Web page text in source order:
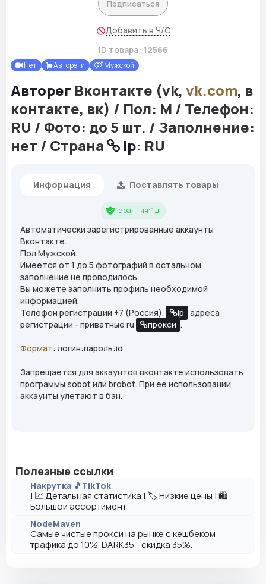
Подписаться
Добавить в Ч/С
ID товара: 12566
Нет Автореги Мужской
Авторег Вконтакте (vk, vk.com, в
контакте, вк) / Пол: М / Телефон:
RU / Фото: до 5 шт. / Заполнение:
нет / Страна
ip: RU
Информация Поставлять товары
Гарантия: 1 д.
Автоматически зарегистрированные аккаунты
Вконтакте.
Пол Мужской.
Имеется от 1 до 5 фотографий в остальном
заполнение не проводилось.
Вы можете заполнить профиль необходимой
информацией.
Телефон регистрации +7 (Россия).
Ip адреса
регистрации - приватные ru
прокси .
Формат: логин:пароль:id
Запрещается для аккаунтов вконтакте использовать
программы sobot или brobot. При ее использовании
аккаунты улетают в бан.
Полезные ссылки
Накрутка 🎵TikTok
| 📈 Детальная статистика | 🏷️ Низкие цены | 🛍️
Большой ассортимент
NodeMaven
Самые чистые прокси на рынке с кешбеком
трафика до 10%. DARK35 - скидка 35%.